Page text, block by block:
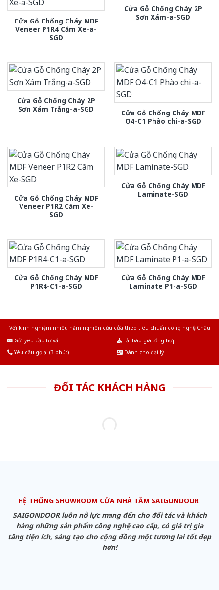
Cửa Gỗ Chống Cháy MDF
Veneer P1R4 Căm Xe-a-
SGD
Cửa Gỗ Chống Cháy 2P
Sơn Xám-a-SGD
Cửa Gỗ Chống Cháy 2P
Sơn Xám Trắng-a-SGD
Cửa Gỗ Chống Cháy MDF
O4-C1 Phào chi-a-SGD
Cửa Gỗ Chống Cháy MDF
Veneer P1R2 Căm Xe-
SGD
Cửa Gỗ Chống Cháy MDF
Laminate-SGD
Cửa Gỗ Chống Cháy MDF
P1R4-C1-a-SGD
Cửa Gỗ Chống Cháy MDF
Laminate P1-a-SGD
Với kinh nghiệm nhiêu năm nghiên cứu cửa theo tiêu chuẩn công nghệ Châu
Gửi yêu cầu tư vấn
Tải báo giá tổng hợp
Yêu cầu gọi lại (3 phút)
Dành cho đại lý
ĐỐI TÁC KHÁCH HÀNG
HỆ THỐNG SHOWROOM CỬA NHÀ TẮM SAIGONDOOR
SAIGONDOOR luôn nỗ lực mang đến cho đối tác và khách
hàng những sản phẩm công nghệ cao cấp, có giá trị gia
tăng tiện ích, sáng tạo cho cộng đồng một tương lai tốt đẹp
hơn!